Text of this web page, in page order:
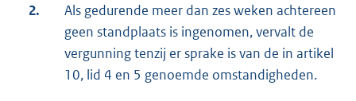
2.
Als gedurende meer dan zes weken achtereen
geen standplaats is ingenomen, vervalt de
vergunning tenzij er sprake is van de in artikel
10, lid 4 en 5 genoemde omstandigheden.